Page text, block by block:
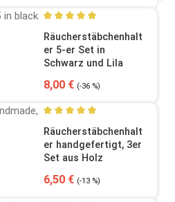
Durchschnittliche
Räucherstäbchenhalt
er 5-er Set in
Schwarz und Lila
Verkaufspreis:
8,00 € Regulärer Preis:
(-36 %)
Durchschnittliche
Räucherstäbchenhalt
er handgefertigt, 3er
Set aus Holz
Verkaufspreis:
6,50 € Regulärer Preis:
(-13 %)